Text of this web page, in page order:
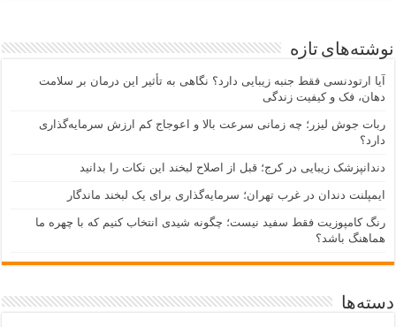
نوشته‌های تازه
آیا ارتودنسی فقط جنبه زیبایی دارد؟ نگاهی به تأثیر این درمان بر سلامت
دهان، فک و کیفیت زندگی
ربات جوش لیزر؛ چه زمانی سرعت بالا و اعوجاج کم ارزش سرمایه‌گذاری
دارد؟
دندانپزشک زیبایی در کرج؛ قبل از اصلاح لبخند این نکات را بدانید
ایمپلنت دندان در غرب تهران؛ سرمایه‌گذاری برای یک لبخند ماندگار
رنگ کامپوزیت فقط سفید نیست؛ چگونه شیدی انتخاب کنیم که با چهره ما
هماهنگ باشد؟
دسته‌ها